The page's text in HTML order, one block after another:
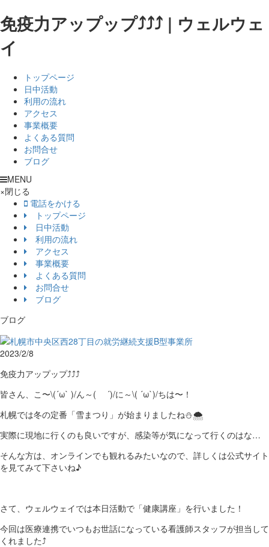
免疫力アップップ⤴⤴⤴ | ウェルウェ
イ
トップページ
日中活動
利用の流れ
アクセス
事業概要
よくある質問
お問合せ
ブログ
MENU
×閉じる
電話をかける
トップページ
日中活動
利用の流れ
アクセス
事業概要
よくある質問
お問合せ
ブログ
ブログ
2023/2/8
免疫力アップップ⤴⤴⤴
皆さん、こ 〜\(´ω` )/ん ～ ( ´)/に ～\( ´ω`)/ちは〜！
札幌では冬の定番「雪まつり」が始まりましたね⛄🌨
実際に現地に行くのも良いですが、感染等が気になって行くのはな…
そんな方は、オンラインでも観れるみたいなので、詳しくは公式サイト
を見てみて下さいね♪
さて、ウェルウェイでは本日活動で「健康講座」を行いました！
今回は医療連携でいつもお世話になっている看護師スタッフが担当して
くれました⤴